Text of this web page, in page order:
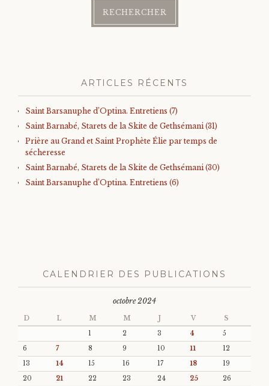
navigation
ARTICLES RÉCENTS
Saint Barsanuphe d’Optina. Entretiens (7)
Saint Barnabé, Starets de la Skite de Gethsémani (31)
Prière au Grand et Saint Prophète Élie par temps de
sécheresse
Saint Barnabé, Starets de la Skite de Gethsémani (30)
Saint Barsanuphe d’Optina. Entretiens (6)
CALENDRIER DES PUBLICATIONS
octobre 2024
D L M M J V S
1 2 3 4
5
6
7 8 9 10 11
12
13
14 15 16 17 18
19
20
21 22 23 24 25
26